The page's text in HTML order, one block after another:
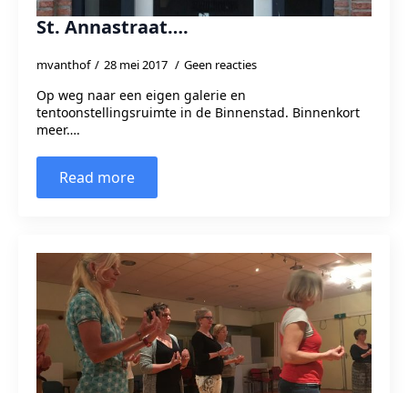
St. Annastraat….
mvanthof 28 mei 2017 Geen reacties
Op weg naar een eigen galerie en
tentoonstellingsruimte in de Binnenstad. Binnenkort
meer….
Read more